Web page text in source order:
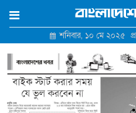
শনিবার, ১০ মে ২০২৫
আমাদের সম্পর্কে
যোগাযোগ
শর্তাবলি ও নীতিমালা
গোপনীয়তা নীতি